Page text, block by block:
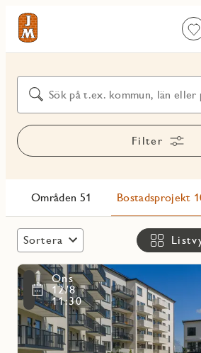
Var
vill
du
bo?
Sök på t.ex. kommun, län
Filter
Områden 51 Bostadsprojekt
Sortera
Ons
12/8
11:30
Läs
mer
om
Bunkhagen
Norra